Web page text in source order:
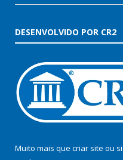
DESENVOLVIDO POR CR2
Muito mais que criar site ou